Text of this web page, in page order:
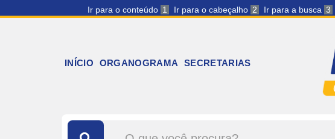
Ir para o conteúdo 1 Ir para o cabeçalho 2 Ir para a busca 3
INÍCIO ORGANOGRAMA SECRETARIAS